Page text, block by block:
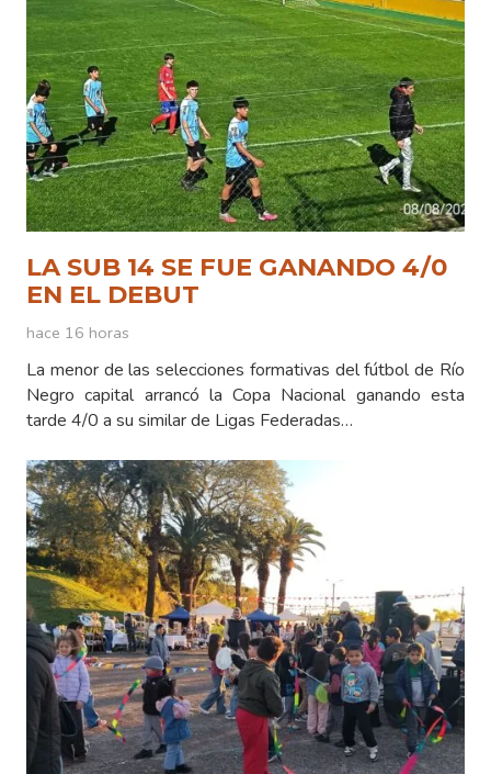
LA SUB 14 SE FUE GANANDO 4/0
EN EL DEBUT
hace 16 horas
La menor de las selecciones formativas del fútbol de Río
Negro capital arrancó la Copa Nacional ganando esta
tarde 4/0 a su similar de Ligas Federadas…